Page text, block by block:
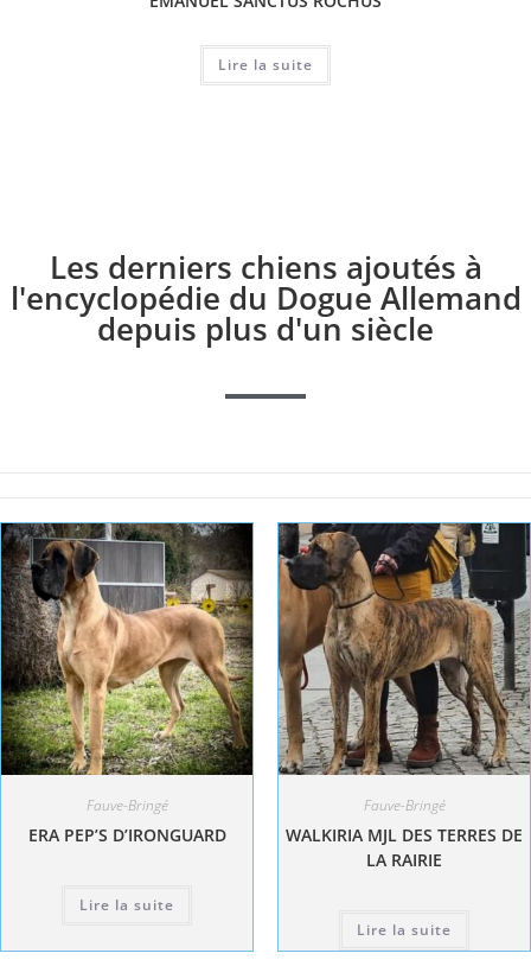
Lire la suite
Les derniers chiens ajoutés à
l'encyclopédie du Dogue Allemand
depuis plus d'un siècle
Fauve-Bringé
ERA PEP’S D’IRONGUARD
Lire la suite
Fauve-Bringé
WALKIRIA MJL DES TERRES DE
LA RAIRIE
Lire la suite